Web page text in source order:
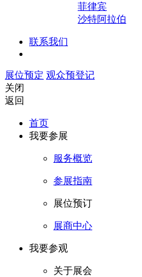
菲律宾
沙特阿拉伯
联系我们
展位预定 观众预登记
关闭
返回
首页
我要参展
服务概览
参展指南
展位预订
展商中心
我要参观
关于展会